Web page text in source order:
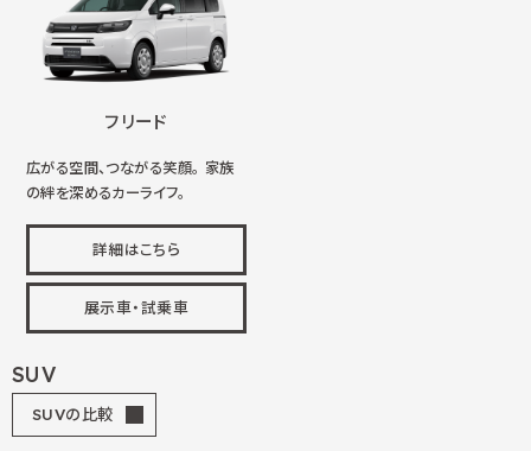
フリード
広がる空間、つながる笑顔。 家族
の絆を深めるカーライフ。
詳細はこちら
展示車・試乗車
SUV
SUVの比較